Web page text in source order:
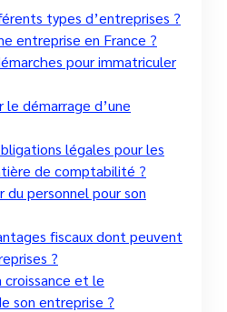
types d’entreprises ?
entreprise en France ?
pour immatriculer
démarrage d’une
légales pour les
de comptabilité ?
personnel pour son
fiscaux dont peuvent
?
et le
son entreprise ?